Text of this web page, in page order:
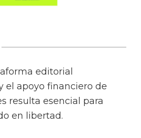
editorial
el apoyo financiero de
resulta esencial para
en libertad.